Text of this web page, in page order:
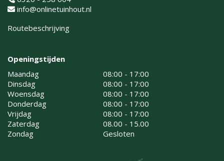
info@onlinetuinhout.nl
Routebeschrijving
Openingstijden
Maandag
08:00 - 17:00
Dinsdag
08:00 - 17:00
Woensdag
08:00 - 17:00
Donderdag
08:00 - 17:00
Vrijdag
08:00 - 17:00
Zaterdag
08.00 - 15.00
Zondag
Gesloten